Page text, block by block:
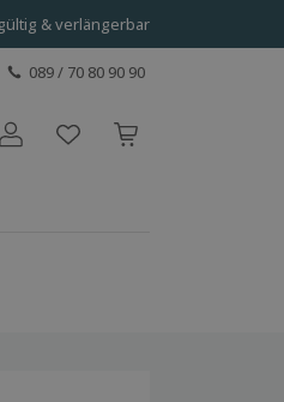
& verlängerbar
089 / 70 80 90 90
Benutzerkonto